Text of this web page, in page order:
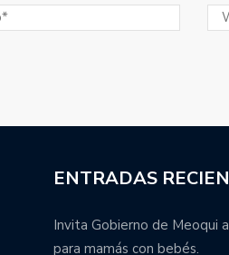
ENTRADAS
Invita Gobierno de Meoqui
para mamás con bebés.